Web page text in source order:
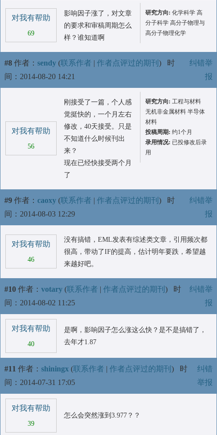
对我有帮助
69
影响因子涨了，对文章
的要求和审稿周期怎么
样？谁知道啊
研究方向: 化学科学 高
分子科学 高分子物理与
高分子物理化学
#8 作者： sendy (联系作者 | 作者点评过的期刊 ) 时
间：2014-08-20 14:21
纠错举
报
对我有帮助
56
刚接受了一篇，个人感
觉挺快的，一个月左右
修改，40天接受。只是
不知道什么时候刊出
来？
现在已经快接受两个月
了
研究方向: 工程与材料
无机非金属材料 半导体
材料
投稿周期: 约1个月
录用情况: 已投修改后录
用
#9 作者： caoxy (联系作者 | 作者点评过的期刊 ) 时
间：2014-08-03 12:29
纠错举
报
对我有帮助
46
没有搞错，EML发表有综述类文章，引用频次都
很高，带动了IF的提高，估计明年要跌，希望越
来越好吧。
#10 作者： votary (联系作者 | 作者点评过的期刊 ) 时
间：2014-08-02 11:25
纠错举
报
对我有帮助
40
是啊，影响因子怎么涨这么快？是不是搞错了，
去年才1.87
#11 作者： shiningx (联系作者 | 作者点评过的期刊 ) 时
间：2014-07-31 17:05
纠错
举报
对我有帮助
39
怎么会突然涨到3.977？？